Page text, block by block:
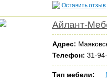
Оставить отзыв
Айлант-
Адрес:
Телефон: 31-
Тип мебели: